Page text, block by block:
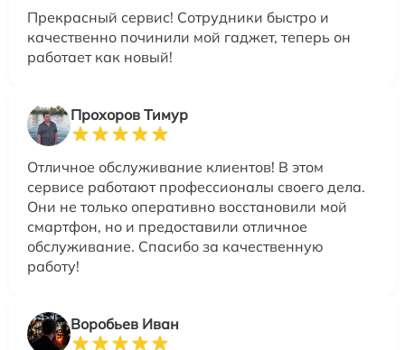
Прекрасный сервис! Сотрудники быстро и
качественно починили мой гаджет, теперь он
работает как новый!
Прохоров Тимур
Отличное обслуживание клиентов! В этом
сервисе работают профессионалы своего дела.
Они не только оперативно восстановили мой
смартфон, но и предоставили отличное
обслуживание. Спасибо за качественную
работу!
Воробьев Иван